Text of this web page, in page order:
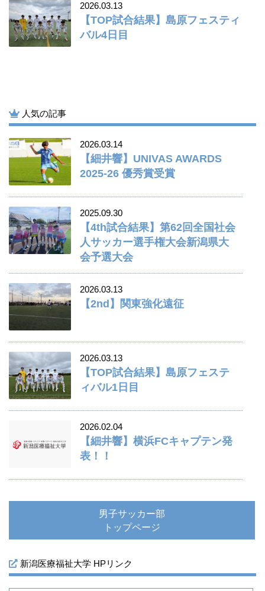
2026.03.13
【TOP試合結果】島原フェスティ
バル4日目
人気の記事
2026.03.14
【細井響】UNIVAS AWARDS
2025-26 優秀賞受賞
2025.09.30
【4th試合結果】第62回全国社会
人サッカー選手権大会新潟県大
会予選大会
2026.03.13
【2nd】関東強化遠征
2026.03.13
【TOP試合結果】島原フェステ
ィバル1日目
2026.02.04
【細井響】横浜FCキャプテン発
表！！
男子サッカー部
トップページ
新潟医療福祉大学 HPリンク